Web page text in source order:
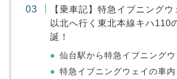
【乗車記】特急イブニング
以北へ行く東北本線キハ110
誕！
仙台駅から特急イブニング
特急イブニングウェイの車内